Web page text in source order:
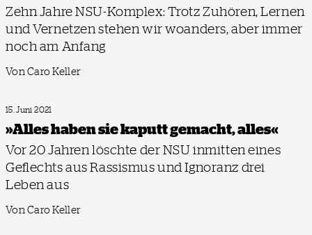
Zehn Jahre NSU-Komplex: Trotz Zuhören, Lernen
und Vernetzen stehen wir woanders, aber immer
noch am Anfang
Von Caro Keller
15. Juni 2021
»Alles haben sie kaputt gemacht, alles«
Vor 20 Jahren löschte der NSU inmitten eines
Geflechts aus Rassismus und Ignoranz drei
Leben aus
Von Caro Keller